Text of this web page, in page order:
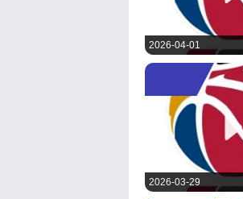
2026-04-01
2026-03-29